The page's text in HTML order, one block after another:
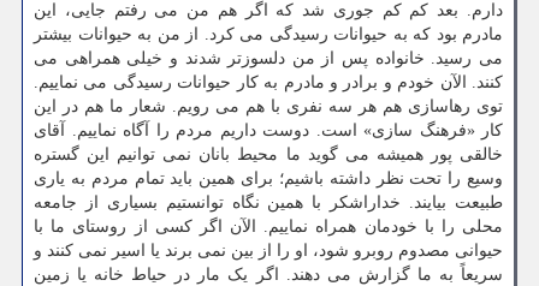
دارم. بعد کم کم جوری شد که اگر هم من می رفتم جایی، این
مادرم بود که به حیوانات رسیدگی می کرد. از من به حیوانات بیشتر
می رسید. خانواده پس از من دلسوزتر شدند و خیلی همراهی می
کنند. الآن خودم و برادر و مادرم به کار حیوانات رسیدگی می نماییم.
توی رهاسازی هم هر سه نفری با هم می رویم. شعار ما هم در این
کار «فرهنگ سازی» است. دوست داریم مردم را آگاه نماییم. آقای
خالقی پور همیشه می گوید ما محیط بانان نمی توانیم این گستره
وسیع را تحت نظر داشته باشیم؛ برای همین باید تمام مردم به یاری
طبیعت بیایند. خداراشکر با همین نگاه توانستیم بسیاری از جامعه
محلی را با خودمان همراه نماییم. الآن اگر کسی از روستای ما با
حیوانی مصدوم روبرو شود، او را از بین نمی برند یا اسیر نمی کنند و
سریعاً به ما گزارش می دهند. اگر یک مار در حیاط خانه یا زمین